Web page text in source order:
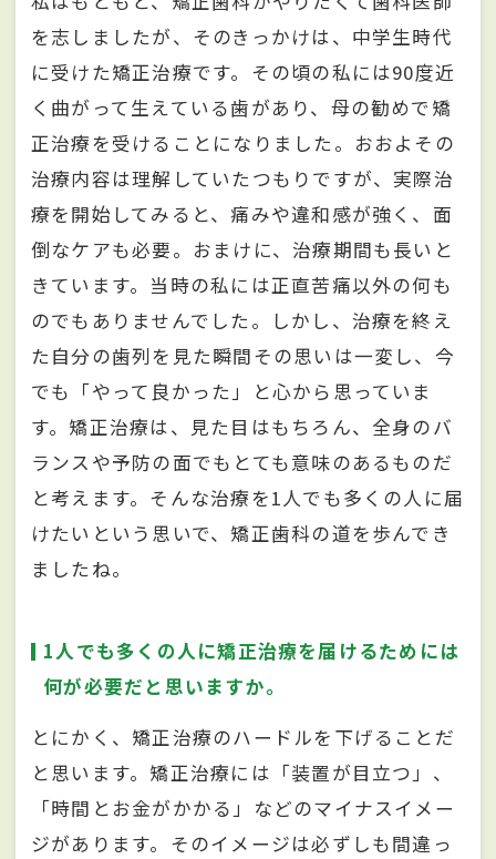
を志しましたが、そのきっかけは、中学生時代
に受けた矯正治療です。その頃の私には90度近
く曲がって生えている歯があり、母の勧めで矯
正治療を受けることになりました。おおよその
治療内容は理解していたつもりですが、実際治
療を開始してみると、痛みや違和感が強く、面
倒なケアも必要。おまけに、治療期間も長いと
きています。当時の私には正直苦痛以外の何も
のでもありませんでした。しかし、治療を終え
た自分の歯列を見た瞬間その思いは一変し、今
でも「やって良かった」と心から思っていま
す。矯正治療は、見た目はもちろん、全身のバ
ランスや予防の面でもとても意味のあるものだ
と考えます。そんな治療を1人でも多くの人に届
けたいという思いで、矯正歯科の道を歩んでき
ましたね。
1人でも多くの人に矯正治療を届けるためには
何が必要だと思いますか。
とにかく、矯正治療のハードルを下げることだ
と思います。矯正治療には「装置が目立つ」、
「時間とお金がかかる」などのマイナスイメー
ジがあります。そのイメージは必ずしも間違っ